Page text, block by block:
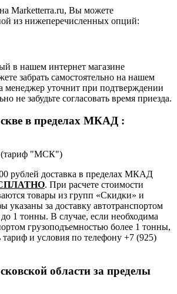
Marketterra.ru, Вы можете
из нижеперечисленных опций:
в нашем интернет магазине
забрать самостоятельно на нашем
менеджер уточнит при подтверждении
не забудьте согласовать время приезда.
в пределах МКАД :
(тариф "МСК")
рублей доставка в пределах МКАД
. При расчете стоимости
товары из групп «Скидки» и
указаны за доставку автотранспортом
1 тонны. В случае, если необходима
грузоподъемностью более 1 тонны,
и условия по телефону +7 (925)
области за пределы